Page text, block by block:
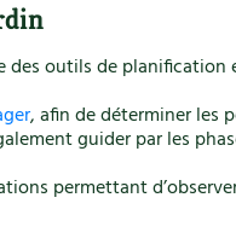
des outils de
, afin de déterminer les
guider par les
permettant